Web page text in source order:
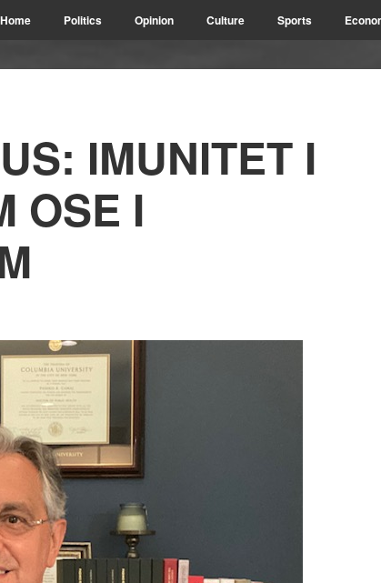
Home Politics Opinion Culture Sports
IMUNITET I
OSE I